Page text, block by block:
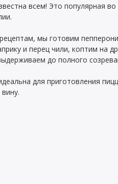
всем! Это популярная
мы готовим
и перец чили, коптим на
до полного
для приготовления